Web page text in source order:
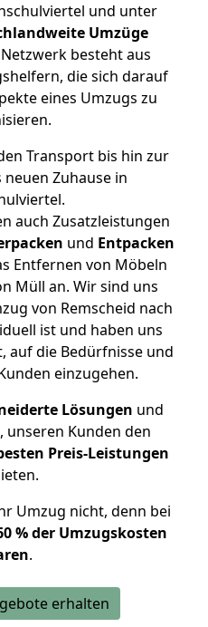
und unter
Umzüge
besteht aus
die sich darauf
eines Umzugs zu
Transport bis hin zur
Zuhause in
auch Zusatzleistungen
und Entpacken
Entfernen von Möbeln
Müll an. Wir sind uns
von Remscheid nach
ist und haben uns
auf die Bedürfnisse und
einzugehen.
Lösungen und
Kunden den
Preis-Leistungen
Umzug nicht, denn bei
% der Umzugskosten
.
erhalten